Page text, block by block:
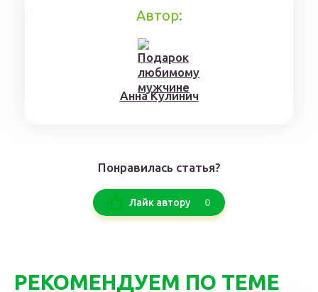
Автор:
Aннa Kyлинич
Понравилась статья?
Лайк автору 0
РЕКОМЕНДУЕМ ПО ТЕМЕ